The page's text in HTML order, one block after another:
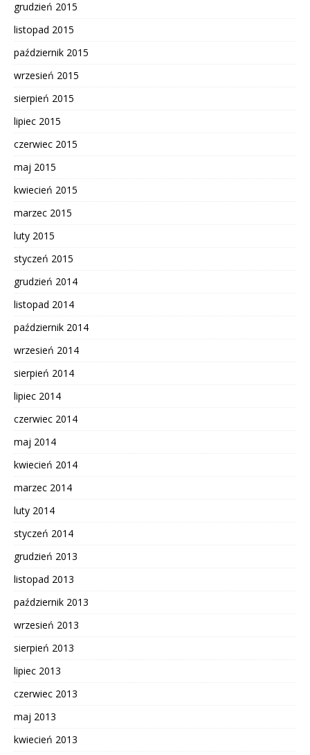
grudzień 2015
listopad 2015
październik 2015
wrzesień 2015
sierpień 2015
lipiec 2015
czerwiec 2015
maj 2015
kwiecień 2015
marzec 2015
luty 2015
styczeń 2015
grudzień 2014
listopad 2014
październik 2014
wrzesień 2014
sierpień 2014
lipiec 2014
czerwiec 2014
maj 2014
kwiecień 2014
marzec 2014
luty 2014
styczeń 2014
grudzień 2013
listopad 2013
październik 2013
wrzesień 2013
sierpień 2013
lipiec 2013
czerwiec 2013
maj 2013
kwiecień 2013